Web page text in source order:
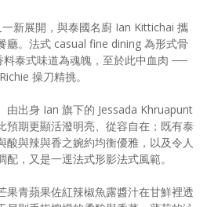
一新展開，與泰國名廚 Ian Kittichai 攜
廳。法式 casual fine dining 為形式骨
料泰式味道為魂魄，至於此中血肉 ──
操刀精挑。
由出身 Ian 旗下的 Jessada Khruapunt
預期更顯活潑明亮、從容自在；既有泰
酸與辣與香之婉約均衡優雅，以及令人
，又是一逕法式形影法式風範。
果青蘋果佐紅辣椒魚露醬汁在甘鮮裡透